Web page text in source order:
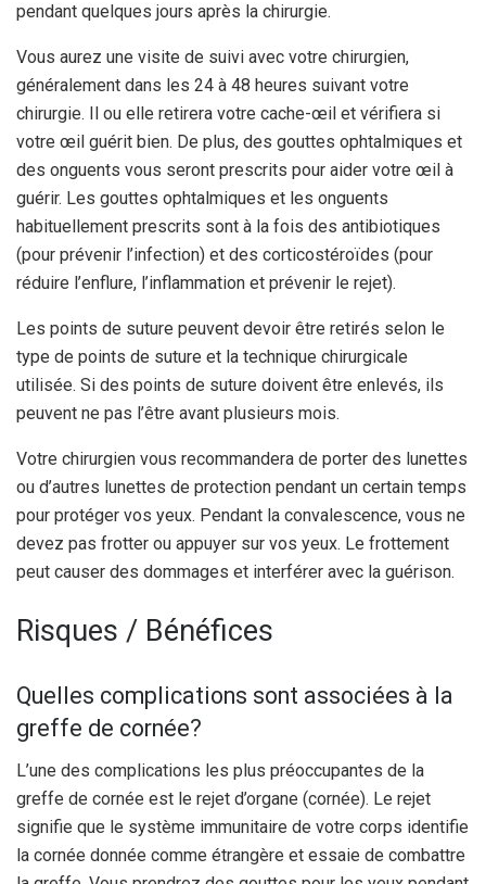
pendant quelques jours après la chirurgie.
Vous aurez une visite de suivi avec votre chirurgien,
généralement dans les 24 à 48 heures suivant votre
chirurgie. Il ou elle retirera votre cache-œil et vérifiera si
votre œil guérit bien. De plus, des gouttes ophtalmiques et
des onguents vous seront prescrits pour aider votre œil à
guérir. Les gouttes ophtalmiques et les onguents
habituellement prescrits sont à la fois des antibiotiques
(pour prévenir l’infection) et des corticostéroïdes (pour
réduire l’enflure, l’inflammation et prévenir le rejet).
Les points de suture peuvent devoir être retirés selon le
type de points de suture et la technique chirurgicale
utilisée. Si des points de suture doivent être enlevés, ils
peuvent ne pas l’être avant plusieurs mois.
Votre chirurgien vous recommandera de porter des lunettes
ou d’autres lunettes de protection pendant un certain temps
pour protéger vos yeux. Pendant la convalescence, vous ne
devez pas frotter ou appuyer sur vos yeux. Le frottement
peut causer des dommages et interférer avec la guérison.
Risques / Bénéfices
Quelles complications sont associées à la
greffe de cornée?
L’une des complications les plus préoccupantes de la
greffe de cornée est le rejet d’organe (cornée). Le rejet
signifie que le système immunitaire de votre corps identifie
la cornée donnée comme étrangère et essaie de combattre